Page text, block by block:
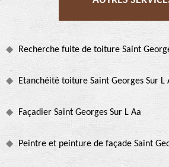
Recherche fuite de toiture Saint
Etanchéité toiture Saint Georges Sur L
Façadier Saint Georges Sur L Aa
Peintre et peinture de façade Saint